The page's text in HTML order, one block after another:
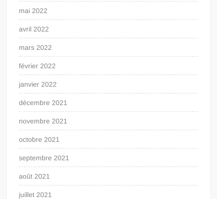
mai 2022
avril 2022
mars 2022
février 2022
janvier 2022
décembre 2021
novembre 2021
octobre 2021
septembre 2021
août 2021
juillet 2021